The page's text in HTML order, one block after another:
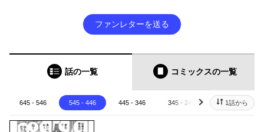
ファンレターを送る
話の一覧 コミックスの一覧
645 - 546 545 - 446 445 - 346 345 - 246 245 - 146
next 1話から